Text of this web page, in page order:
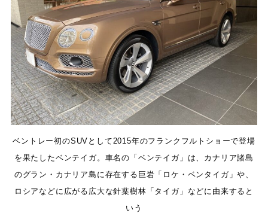
ベントレー初のSUVとして2015年のフランクフルトショーで登場
を果たしたベンテイガ。車名の「ベンテイガ」は、カナリア諸島
のグラン・カナリア島に存在する巨岩「ロケ・ベンタイガ」や、
ロシアなどに広がる広大な針葉樹林「タイガ」などに由来すると
いう